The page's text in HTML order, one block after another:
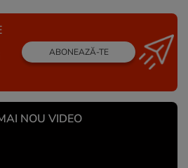
ABONEAZĂ-TE
NOU VIDEO